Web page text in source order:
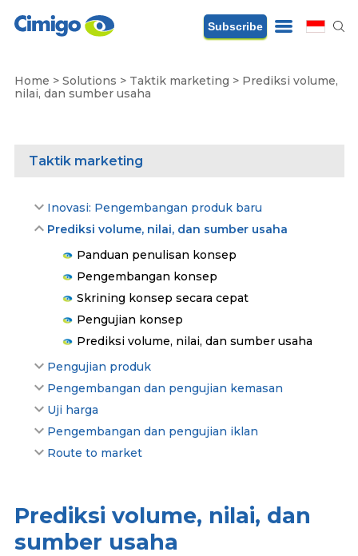
Subscribe
Home > Solutions > Taktik marketing > Prediksi volume,
nilai, dan sumber usaha
Taktik marketing
Inovasi: Pengembangan produk baru
Prediksi volume, nilai, dan sumber usaha
Panduan penulisan konsep
Pengembangan konsep
Skrining konsep secara cepat
Pengujian konsep
Prediksi volume, nilai, dan sumber usaha
Pengujian produk
Pengembangan dan pengujian kemasan
Uji harga
Pengembangan dan pengujian iklan
Route to market
Prediksi volume, nilai, dan
sumber usaha